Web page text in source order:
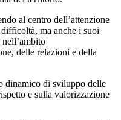
al centro dell’attenzione
ma anche i suoi
delle relazioni e della
dinamico di sviluppo delle
e sulla valorizzazione